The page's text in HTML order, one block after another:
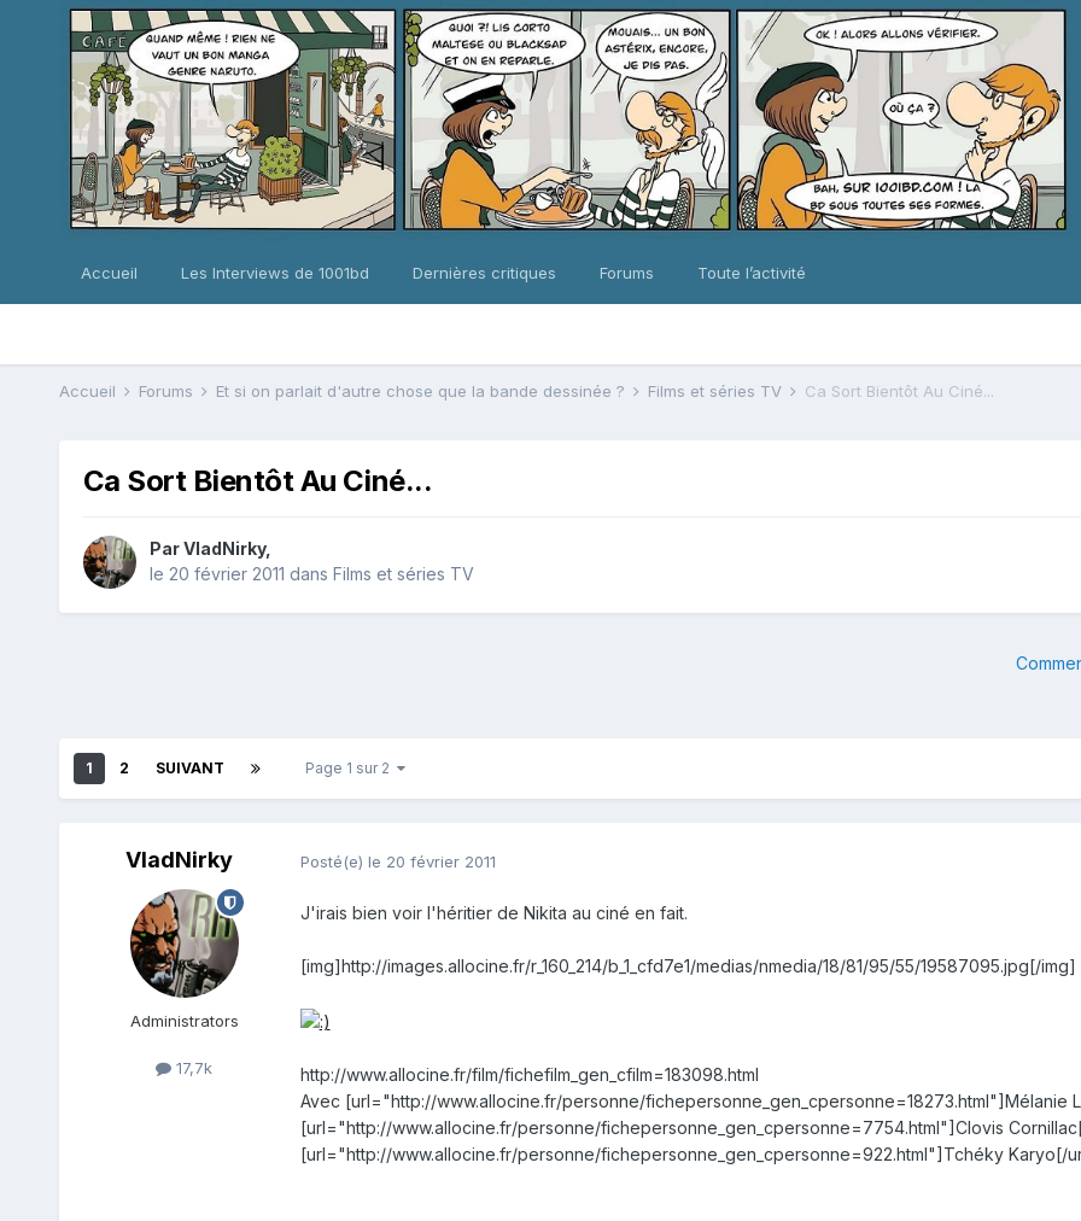
Accueil Les Interviews de 1001bd Dernières critiques Forums Toute l’activité
Accueil Forums Et si on parlait d'autre chose que la bande dessinée ? Films et séries TV Ca Sort Bientôt Au Ciné...
Ca Sort Bientôt Au Ciné...
ParVladNirky,
le 20 février 2011 dans Films et séries TV
1 2 SUIVANT Page 1 sur 2
VladNirky
Administrators
17,7k
Posté(e) le 20 février 2011
J'irais bien voir l'héritier de Nikita au ciné en fait.
[img]http://images.allocine.fr/r_160_214/b_1_cfd7e1/medias/nmedia/18/81/95/55/19587095.jpg[/img]
http://www.allocine.fr/film/fichefilm_gen_cfilm=183098.html
Avec [url="http://www.allocine.fr/personne/fichepersonne_gen_cpersonne=18273.html"]Mélanie
[url="http://www.allocine.fr/personne/fichepersonne_gen_cpersonne=7754.html"]Clovis
[url="http://www.allocine.fr/personne/fichepersonne_gen_cpersonne=922.html"]Tchéky Karyo[/